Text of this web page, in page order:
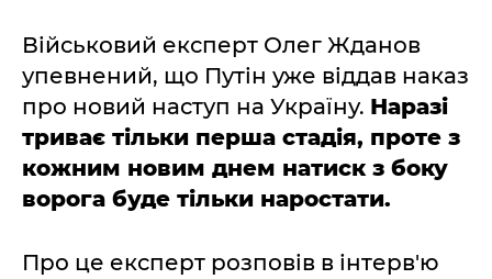
Військовий експерт Олег Жданов
упевнений, що Путін уже віддав наказ
про новий наступ на Україну. Наразі
триває тільки перша стадія, проте з
кожним новим днем натиск з боку
ворога буде тільки наростати.
Про це експерт розповів в інтерв'ю